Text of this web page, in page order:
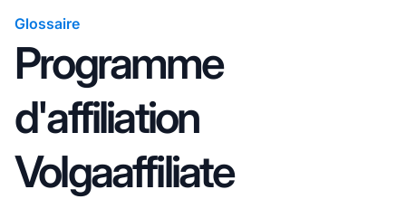
Glossaire
Programme
d'affiliation
Volgaaffiliate